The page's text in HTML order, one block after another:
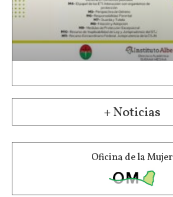
+ Noticias
Oficina de la Mujer